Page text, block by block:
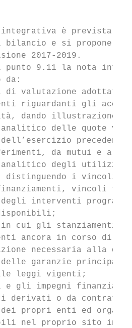
integrativa è prevista
di bilancio e si propone
2017-2019.
punto 9.11 la nota
da:
di valutazione adottati
riguardanti gli
dando illustrazione
delle quote
da mutui e
degli utilizzi
distinguendo i vincoli
vincoli
interventi
cui gli stanziamenti
ancora in corso di
necessaria alla
garanzie
leggi vigenti;
e gli impegni
derivati o da
propri enti ed
nel proprio sito